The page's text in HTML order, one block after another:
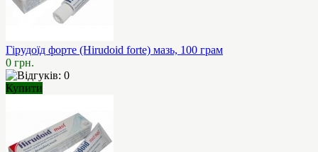
Гірудоїд форте (Hirudoid forte) мазь, 100 грам
0 грн.
Купити